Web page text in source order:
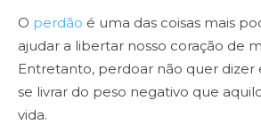
O perdão é uma das coisas mais
ajudar a libertar nosso coração de
Entretanto, perdoar não quer dizer
se livrar do peso negativo que
vida.